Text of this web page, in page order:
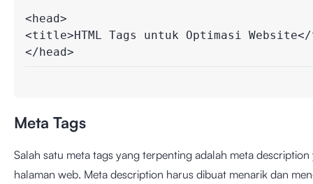
<head>
<title>HTML Tags untuk Optimasi
</head>
Meta Tags
Salah satu meta tags yang terpenting adalah meta
halaman web. Meta description harus dibuat menarik dan